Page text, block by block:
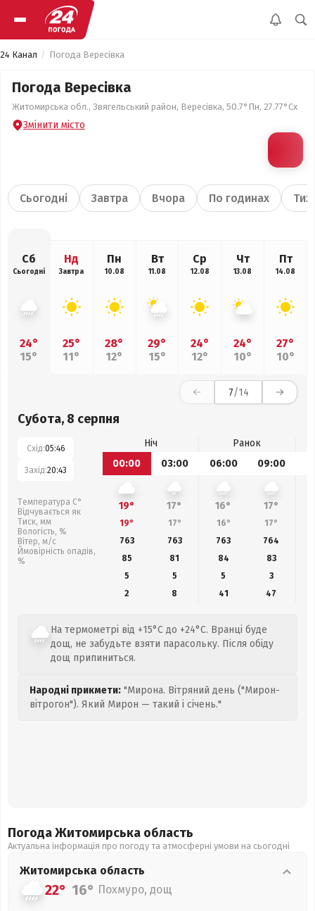
24 Канал Погода Вересівка
Погода Вересівка
Житомирська обл., Звягельський район, Вересівка, 50.7°Пн, 27.77°Сх
Змінити місто
Сьогодні Завтра Вчора По годинах
Сб
Сьогодні
24°
15°
Нд
Завтра
25°
11°
Пн
10.08
28°
12°
Вт
11.08
29°
15°
Ср
12.08
24°
12°
Чт
13.08
24°
10°
Пт
14.08
27°
10°
7/14
Субота, 8 серпня
Схід:05:46
Захід:20:43
Температура С°
Відчувається як
Тиск, мм
Вологість, %
Вітер, м/с
Ймовірність опадів,
%
Ніч
Ранок
00:00
03:00 06:00 09:00
19° 17° 16° 17°
19° 17° 16° 17°
763
763 763 764
85
81 84 83
5
5 5
3
2
8 41 47
На термометрі від +15°C до +24°C. Вранці буде
дощ, не забудьте взяти парасольку. Після обіду
дощ припиниться.
Народні прикмети: "Мирона. Вітряний день ("Мирон-
вітрогон"). Який Мирон — такий і січень."
Погода Житомирська область
Актуальна інформація про погоду та атмосферні умови на сьогодні
Житомирська область
22° 16° Похмуро, дощ